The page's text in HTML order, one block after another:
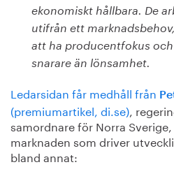
ekonomiskt hållbara. De
utifrån ett
att ha producentfokus
snarare än lönsamhet.
Ledarsidan får medhåll från
(premiumartikel, di.se),
samordnare för Norra
marknaden som driver
bland annat: